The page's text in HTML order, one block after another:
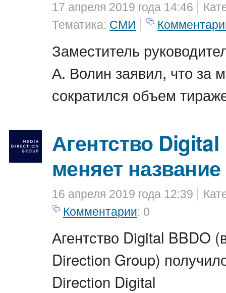
17 апреля 2019 года 14:46
Тематика: СМИ
Заместитель
А. Волин заявил, что за
сократился объем
Агентство Digital
меняет название
16 апреля 2019 года 12:39
Комментарии: 0
Агентство Digital BBDO
Direction Group)
Direction Digital